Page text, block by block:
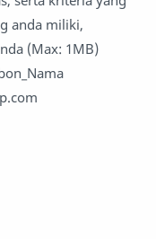
anda miliki,
(Max: 1MB)